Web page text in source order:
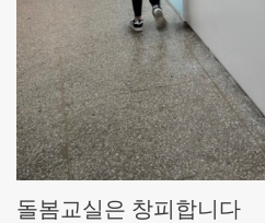
돌봄교실은 창피합니다